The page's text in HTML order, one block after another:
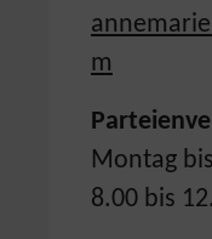
m
Montag
8.00 bis